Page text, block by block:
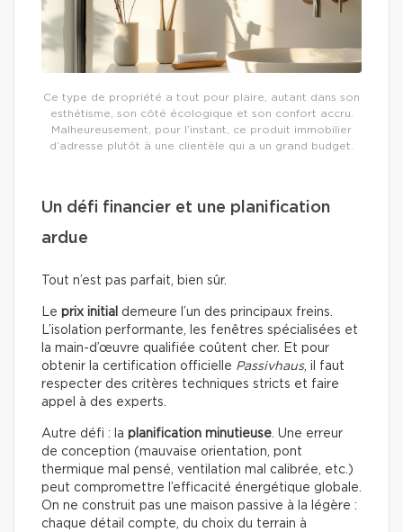
Ce type de propriété a tout pour plaire, autant dans son
esthétisme, son côté écologique et son confort accru.
Malheureusement, pour l’instant, ce produit immobilier
d’adresse plutôt à une clientèle qui a un grand budget.
Un défi financier et une planification
ardue
Tout n’est pas parfait, bien sûr.
Le prix initial demeure l’un des principaux freins.
L’isolation performante, les fenêtres spécialisées et
la main-d’œuvre qualifiée coûtent cher. Et pour
obtenir la certification officielle Passivhaus, il faut
respecter des critères techniques stricts et faire
appel à des experts.
Autre défi : la planification minutieuse. Une erreur
de conception (mauvaise orientation, pont
thermique mal pensé, ventilation mal calibrée, etc.)
peut compromettre l’efficacité énergétique globale.
On ne construit pas une maison passive à la légère :
chaque détail compte, du choix du terrain à